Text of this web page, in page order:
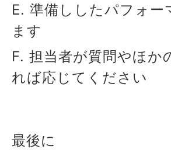
E. 準備ししたパフォー
ます
F. 担当者が質問やほか
れば応じてください
最後に